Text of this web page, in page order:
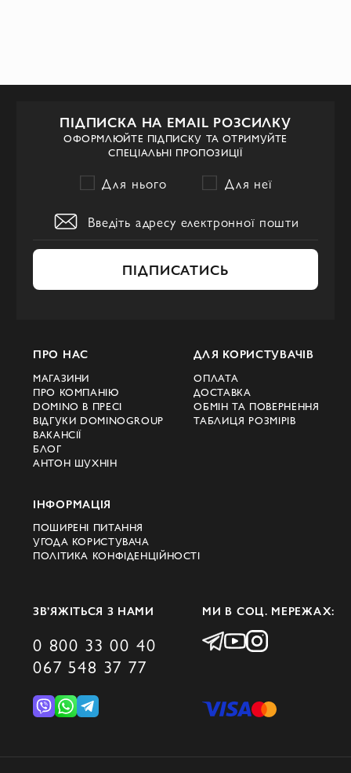
аксесуари. Елегантні та вишукані силуети
привабливість кожної жінки.
ПІДПИСКА НА EMAIL РОЗСИЛКУ
ОФОРМЛЮЙТЕ ПІДПИСКУ ТА ОТРИМУЙТЕ
СПЕЦІАЛЬНІ ПРОПОЗИЦІЇ
Для нього Для неї
ПІДПИСАТИСЬ
ПРО НАС
МАГАЗИНИ
ПРО КОМПАНІЮ
DOMINO В ПРЕСІ
ВІДГУКИ DOMINOGROUP
ВАКАНСІЇ
БЛОГ
АНТОН ШУХНІН
ДЛЯ КОРИСТУВАЧІВ
ОПЛАТА
ДОСТАВКА
ОБМІН ТА ПОВЕРНЕННЯ
ТАБЛИЦЯ РОЗМІРІВ
ІНФОРМАЦІЯ
ПОШИРЕНІ ПИТАННЯ
УГОДА КОРИСТУВАЧА
ПОЛІТИКА КОНФІДЕНЦІЙНОСТІ
ЗВ’ЯЖІТЬСЯ З НАМИ
0 800 33 00 40
067 548 37 77
МИ В СОЦ. МЕРЕЖАХ: